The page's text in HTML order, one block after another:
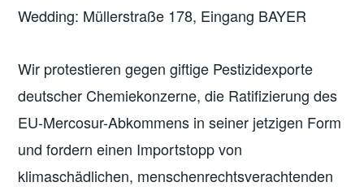
Wedding: Müllerstraße 178, Eingang BAYER
Wir protestieren gegen giftige Pestizidexporte
deutscher Chemiekonzerne, die Ratifizierung des
EU-Mercosur-Abkommens in seiner jetzigen Form
und fordern einen Importstopp von
klimaschädlichen, menschenrechtsverachtenden